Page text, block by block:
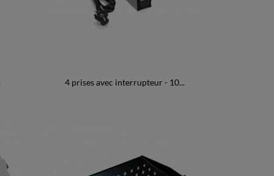
4 prises avec interrupteur - 10...